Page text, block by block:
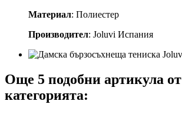
Материал: Полиестер
Производител: Joluvi Испания
Още 5 подобни артикула от
категорията: